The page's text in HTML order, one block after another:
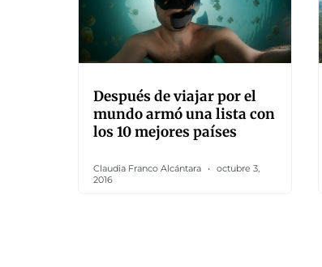
Después de viajar por el
mundo armó una lista con
los 10 mejores países
Claudia Franco Alcántara
octubre 3,
2016